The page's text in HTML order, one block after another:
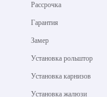
Рассрочка
Гарантия
Замер
Установка рольштор
Установка карнизов
Установка жалюзи